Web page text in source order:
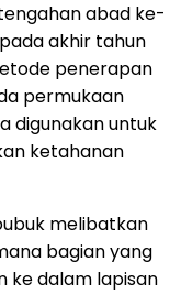
abad ke-
akhir tahun
penerapan
permukaan
digunakan untuk
ketahanan
melibatkan
bagian yang
ke dalam lapisan